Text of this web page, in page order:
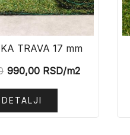
TRAVA 17 mm
990,00RSD/m2
DETALJI